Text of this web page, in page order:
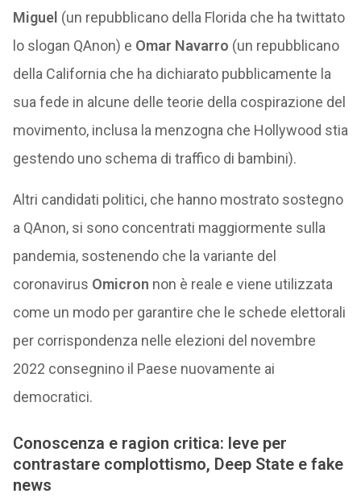
Miguel (un repubblicano della Florida che ha twittato
lo slogan QAnon) e Omar Navarro (un repubblicano
della California che ha dichiarato pubblicamente la
sua fede in alcune delle teorie della cospirazione del
movimento, inclusa la menzogna che Hollywood stia
gestendo uno schema di traffico di bambini).
Altri candidati politici, che hanno mostrato sostegno
a QAnon, si sono concentrati maggiormente sulla
pandemia, sostenendo che la variante del
coronavirus Omicron non è reale e viene utilizzata
come un modo per garantire che le schede elettorali
per corrispondenza nelle elezioni del novembre
2022 consegnino il Paese nuovamente ai
democratici.
Conoscenza e ragion critica: leve per
contrastare complottismo, Deep State e fake
news